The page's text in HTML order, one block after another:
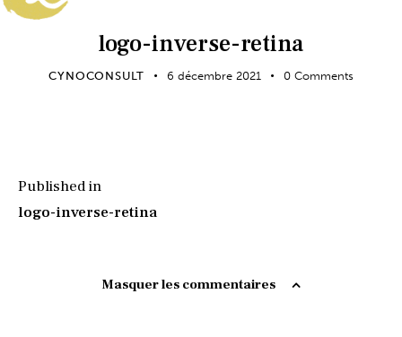
logo-inverse-retina
CYNOCONSULT 6 décembre 2021 0 Comments
Published in
logo-inverse-retina
Masquer les commentaires